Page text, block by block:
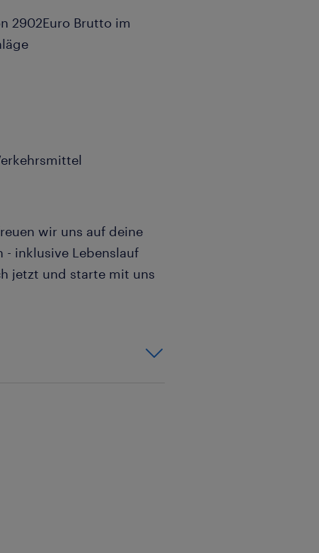
2902Euro Brutto im
wir uns auf deine
inklusive Lebenslauf
jetzt und starte mit uns
fixe